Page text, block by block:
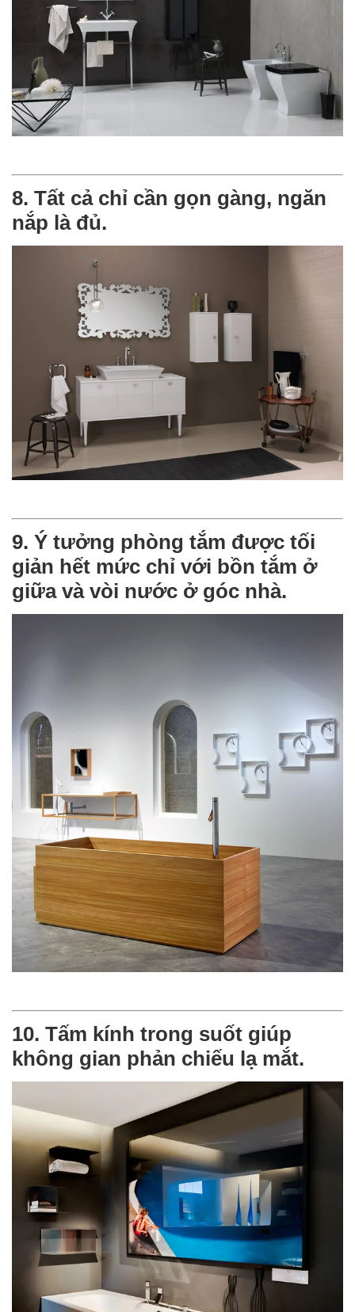
8. Tất cả chỉ cần gọn gàng, ngăn
nắp là đủ.
9. Ý tưởng phòng tắm được tối
giản hết mức chỉ với bồn tắm ở
giữa và vòi nước ở góc nhà.
10. Tấm kính trong suốt giúp
không gian phản chiếu lạ mắt.